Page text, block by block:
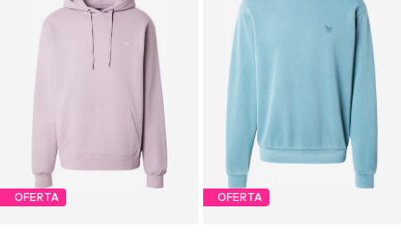
OFERTA OFERTA